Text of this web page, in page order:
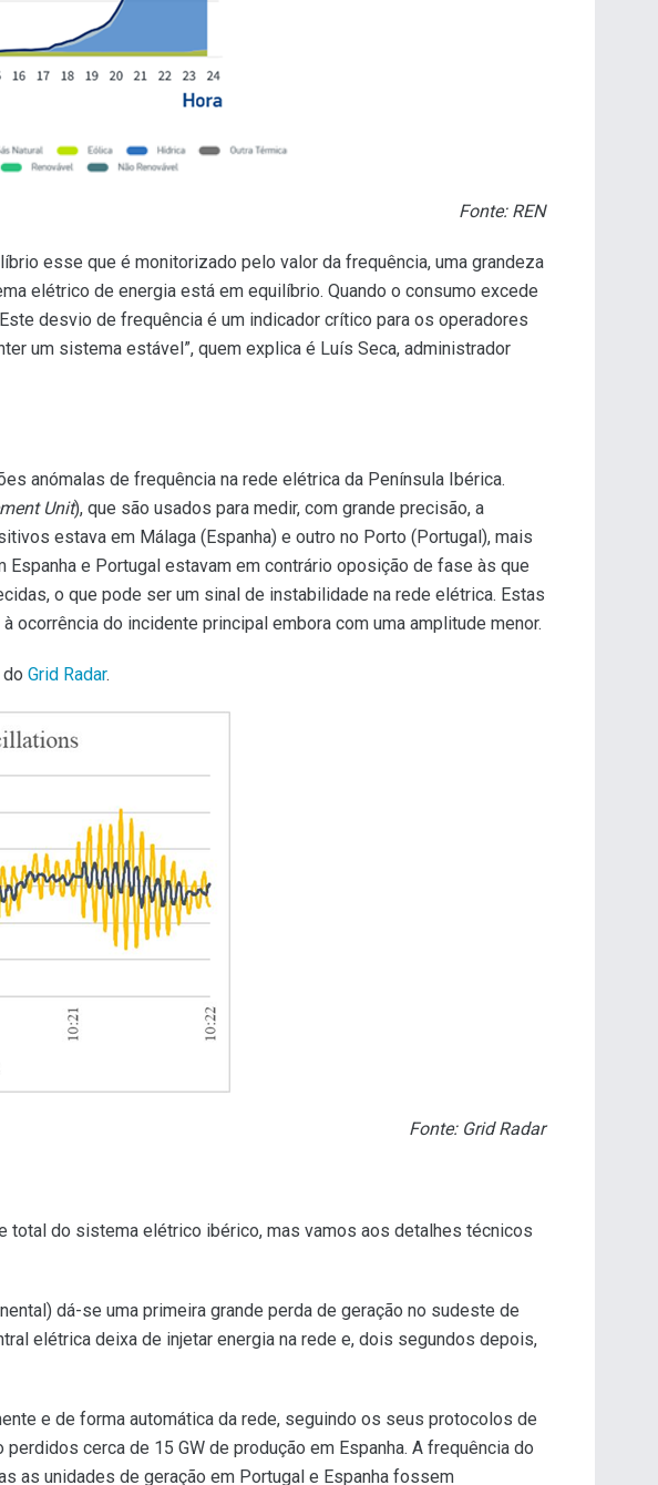
Fonte: REN
esse que é monitorizado pelo valor da frequência, uma grandeza
elétrico de energia está em equilíbrio. Quando o consumo excede
desvio de frequência é um indicador crítico para os operadores
um sistema estável”, quem explica é Luís Seca, administrador
anómalas de frequência na rede elétrica da Península Ibérica.
Unit), que são usados para medir, com grande precisão, a
estava em Málaga (Espanha) e outro no Porto (Portugal), mais
e Portugal estavam em contrário oposição de fase às que
o que pode ser um sinal de instabilidade na rede elétrica. Estas
do incidente principal embora com uma amplitude menor.
Grid Radar.
Fonte: Grid Radar
total do sistema elétrico ibérico, mas vamos aos detalhes técnicos
dá-se uma primeira grande perda de geração no sudeste de
elétrica deixa de injetar energia na rede e, dois segundos depois,
e de forma automática da rede, seguindo os seus protocolos de
cerca de 15 GW de produção em Espanha. A frequência do
as unidades de geração em Portugal e Espanha fossem